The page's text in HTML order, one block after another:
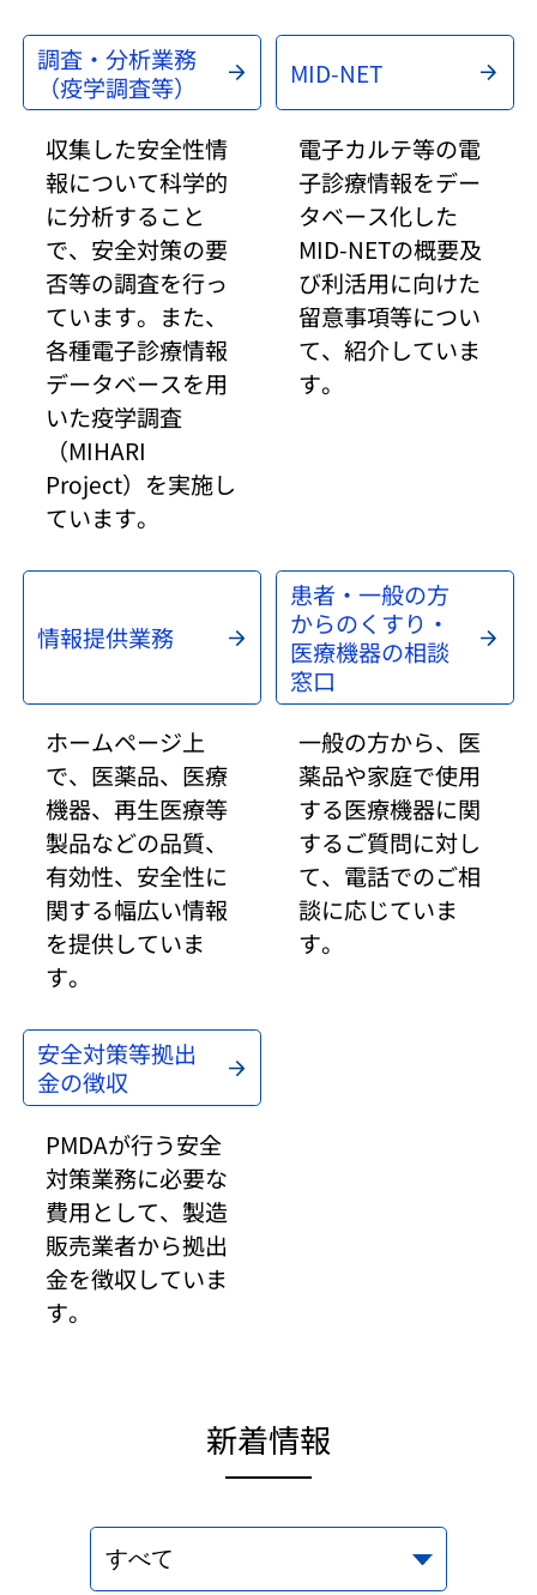
調査・分析業務
（疫学調査等）
収集した安全性情
報について科学的
に分析すること
で、安全対策の要
否等の調査を行っ
ています。また、
各種電子診療情報
データベースを用
いた疫学調査
（MIHARI
Project）を実施し
ています。
MID-NET
電子カルテ等の電
子診療情報をデー
タベース化した
MID-NETの概要及
び利活用に向けた
留意事項等につい
て、紹介していま
す。
情報提供業務
ホームページ上
で、医薬品、医療
機器、再生医療等
製品などの品質、
有効性、安全性に
関する幅広い情報
を提供していま
す。
患者・一般の方
からのくすり・
医療機器の相談
窓口
一般の方から、医
薬品や家庭で使用
する医療機器に関
するご質問に対し
て、電話でのご相
談に応じていま
す。
安全対策等拠出
金の徴収
PMDAが行う安全
対策業務に必要な
費用として、製造
販売業者から拠出
金を徴収していま
す。
新着情報